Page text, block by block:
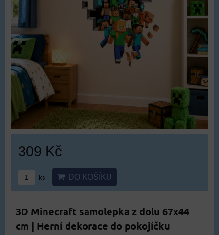
309 Kč
ks DO KOŠÍKU
3D Minecraft samolepka z dolu 67x44
cm | Herní dekorace do pokojíčku